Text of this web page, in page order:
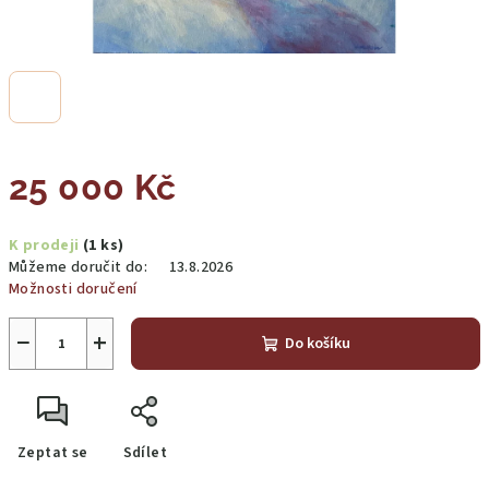
25 000 Kč
cena:
K prodeji (1 ks)
Můžeme doručit do:
13.8.2026
Možnosti doručení
+
− Do košíku
Zeptat se Sdílet